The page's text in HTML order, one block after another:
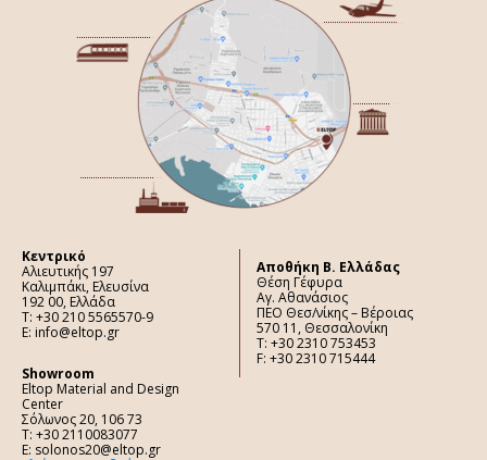
Κεντρικό
Αλιευτικής 197
Καλιμπάκι, Ελευσίνα
192 00, Ελλάδα
Τ: +30 210 5565570-9
E: info@eltop.gr
Showroom
Eltop Material and Design
Center
Σόλωνος 20, 106 73
Τ: +30 2110083077
E: solonos20@eltop.gr
Aποθήκη Β. Ελλάδας
Θέση Γέφυρα
Αγ. Αθανάσιος
ΠΕΟ Θεσ/νίκης – Βέροιας
570 11, Θεσσαλονίκη
Τ: +30 2310 753453
F: +30 2310 715444